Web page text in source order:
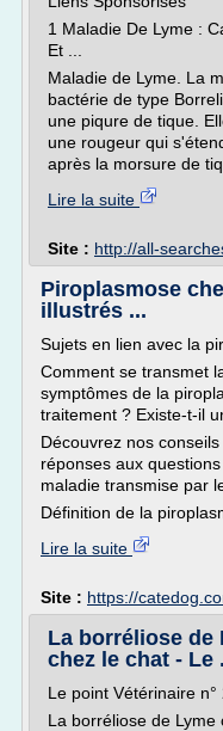
1 Maladie De Lyme :
Et ...
Maladie de Lyme. La
bactérie de type
une piqure de tique.
une rougeur qui
après la morsure de
Lire la suite
Site : http://all-
Piroplasmose
illustrés ...
Sujets en lien avec la
Comment se transmet
symptômes de la
traitement ? Existe-t-il
Découvrez nos
réponses aux
maladie transmise par
Définition de la
Lire la suite
Site : https://
La borréliose de
chez le chat - Le
Le point Vétérinaire
La borréliose de